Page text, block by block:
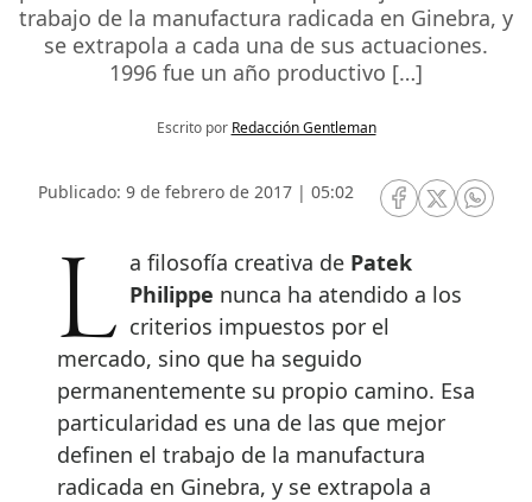
trabajo de la manufactura radicada en Ginebra, y
se extrapola a cada una de sus actuaciones.
1996 fue un año productivo […]
Escrito por Redacción Gentleman
Publicado: 9 de febrero de 2017 | 05:02
RRSS Facebook
RRSSRRSS
La filosofía creativa de Patek
Philippe nunca ha atendido a los
criterios impuestos por el
mercado, sino que ha seguido
permanentemente su propio camino. Esa
particularidad es una de las que mejor
definen el trabajo de la manufactura
radicada en Ginebra, y se extrapola a